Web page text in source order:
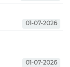
01-07-2026
01-07-2026